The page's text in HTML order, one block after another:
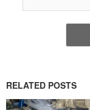
RELATED POSTS